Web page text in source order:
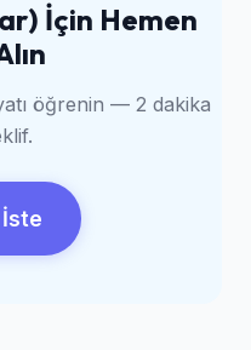
İçin Hemen
öğrenin — 2 dakika